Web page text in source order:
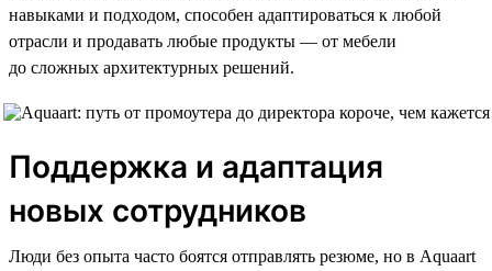
навыками и подходом, способен адаптироваться к любой
отрасли и продавать любые продукты — от мебели
до сложных архитектурных решений.
Поддержка и адаптация
новых сотрудников
Люди без опыта часто боятся отправлять резюме, но в Aquaart